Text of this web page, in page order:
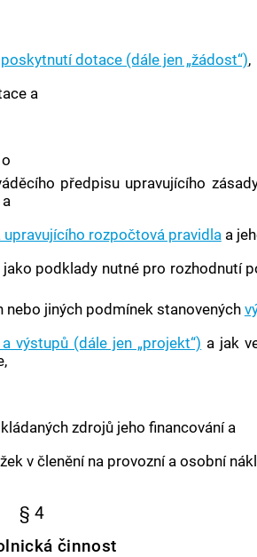
dotace (dále jen „žádost“),
a
předpisu upravujícího
upravujícího rozpočtová pravidlaa
podklady nutné pro rozhodnutí
jiných podmínek stanovených
výstupů (dále jen „projekt“) a jak
zdrojů jeho financování a
v členění na provozní a osobní
§ 4
činnost